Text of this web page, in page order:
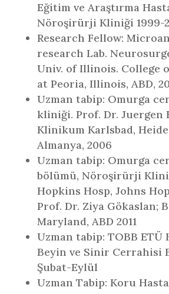
Eğitim ve Araştırma
Nöroşirürji Kliniği 1999-
Research Fellow:
research Lab.
Univ. of Illinois. College
at Peoria, Illinois, ABD,
Uzman tabip: Omurga
kliniği. Prof. Dr. Juergen
Klinikum Karlsbad,
Almanya, 2006
Uzman tabip: Omurga
bölümü, Nöroşirürji
Hopkins Hosp, Johns
Prof. Dr. Ziya Gökaslan;
Maryland, ABD 2011
Uzman tabip: TOBB ETÜ
Beyin ve Sinir Cerrahisi
Şubat-Eylül
Uzman Tabip: Koru